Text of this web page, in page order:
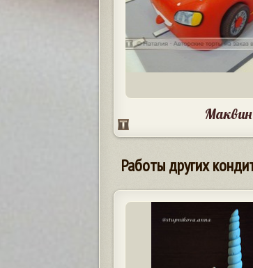
Маквин
Работы других